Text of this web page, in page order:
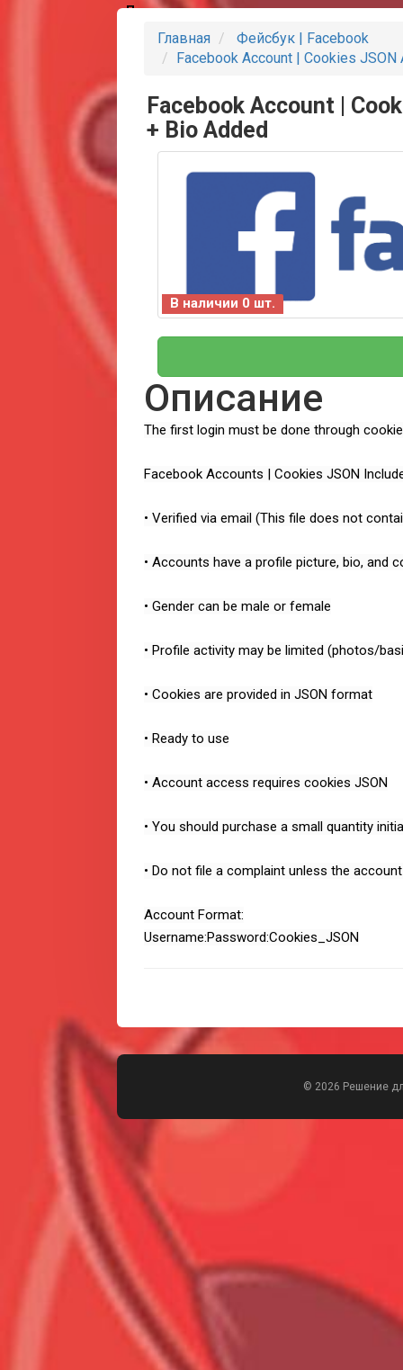
Партнеры
Главная
Фейсбук | Facebook
Facebook Account | Cookies
Facebook Account |
+ Bio Added
В наличии 0 шт.
Описание
The first login must be done through
Facebook Accounts | Cookies JSON
• Verified via email (This file does not
• Accounts have a profile picture, bio, and
• Gender can be male or female
• Profile activity may be limited (photos/
• Cookies are provided in JSON format
• Ready to use
• Account access requires cookies JSON
• You should purchase a small quantity
• Do not file a complaint unless the
Account Format:
Username:Password:Cookies_JSON
© 2026 Решение